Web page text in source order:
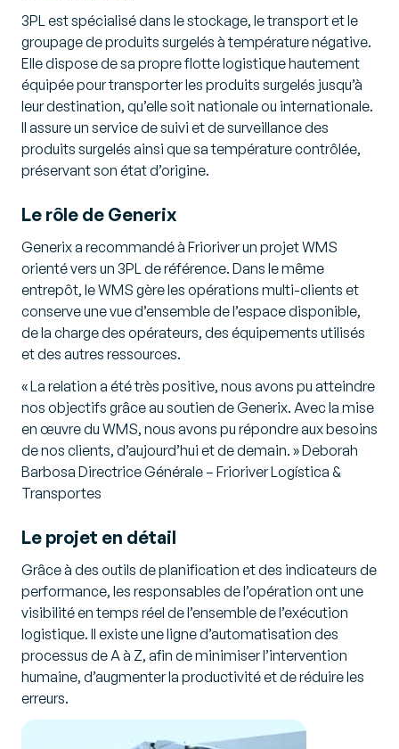
3PL est spécialisé dans le stockage, le transport et le
groupage de produits surgelés à température négative.
Elle dispose de sa propre flotte logistique hautement
équipée pour transporter les produits surgelés jusqu’à
leur destination, qu’elle soit nationale ou internationale.
Il assure un service de suivi et de surveillance des
produits surgelés ainsi que sa température contrôlée,
préservant son état d’origine.
Le rôle de Generix
Generix a recommandé à Frioriver un projet WMS
orienté vers un 3PL de référence. Dans le même
entrepôt, le WMS gère les opérations multi-clients et
conserve une vue d’ensemble de l’espace disponible,
de la charge des opérateurs, des équipements utilisés
et des autres ressources.
« La relation a été très positive, nous avons pu atteindre
nos objectifs grâce au soutien de Generix. Avec la mise
en œuvre du WMS, nous avons pu répondre aux besoins
de nos clients, d’aujourd’hui et de demain. » Deborah
Barbosa Directrice Générale – Frioriver Logística &
Transportes
Le projet en détail
Grâce à des outils de planification et des indicateurs de
performance, les responsables de l’opération ont une
visibilité en temps réel de l’ensemble de l’exécution
logistique. Il existe une ligne d’automatisation des
processus de A à Z, afin de minimiser l’intervention
humaine, d’augmenter la productivité et de réduire les
erreurs.